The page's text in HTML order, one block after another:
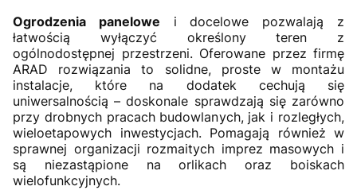
Ogrodzenia panelowe i docelowe pozwalają z
łatwością wyłączyć określony teren z
ogólnodostępnej przestrzeni. Oferowane przez firmę
ARAD rozwiązania to solidne, proste w montażu
instalacje, które na dodatek cechują się
uniwersalnością – doskonale sprawdzają się zarówno
przy drobnych pracach budowlanych, jak i rozległych,
wieloetapowych inwestycjach. Pomagają również w
sprawnej organizacji rozmaitych imprez masowych i
są niezastąpione na orlikach oraz boiskach
wielofunkcyjnych.